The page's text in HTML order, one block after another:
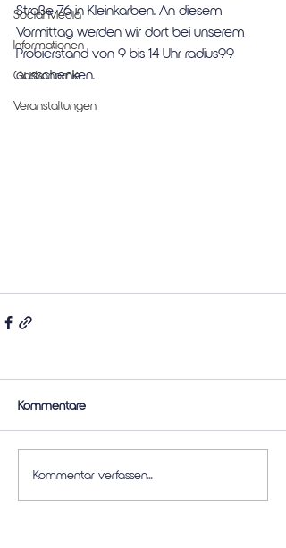
Social Media
Informationen
Gastronomie
Veranstaltungen
Straße 76 in Kleinkarben. An diesem
Vormittag werden wir dort bei unserem
Probierstand von 9 bis 14 Uhr radius99
ausschenken.
Kommentare
Kommentar verfassen...